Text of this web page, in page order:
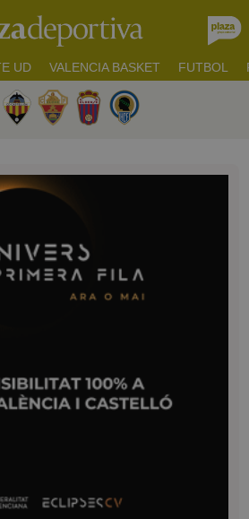
UD VALENCIA BASKET FUTBOL